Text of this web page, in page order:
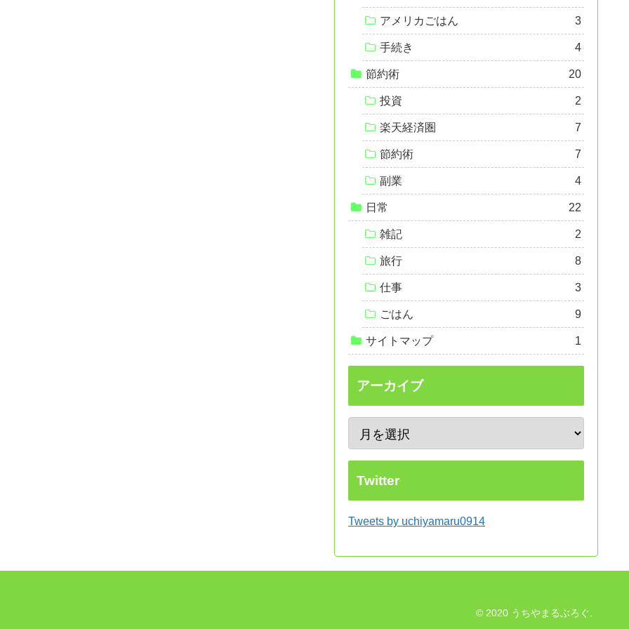
アメリカごはん 3
手続き 4
節約術 20
投資 2
楽天経済圏 7
節約術 7
副業 4
日常 22
雑記 2
旅行 8
仕事 3
ごはん 9
サイトマップ 1
アーカイブ
Twitter
Tweets by uchiyamaru0914
© 2020 うちやまるぶろぐ.